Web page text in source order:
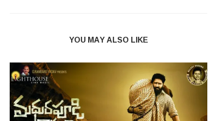
YOU MAY ALSO LIKE